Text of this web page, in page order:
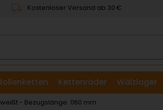
Kostenloser Versand ab 30 €
Kettenräder
& Scheiben
Wälzlager
- Bezugslänge: 1160 mm